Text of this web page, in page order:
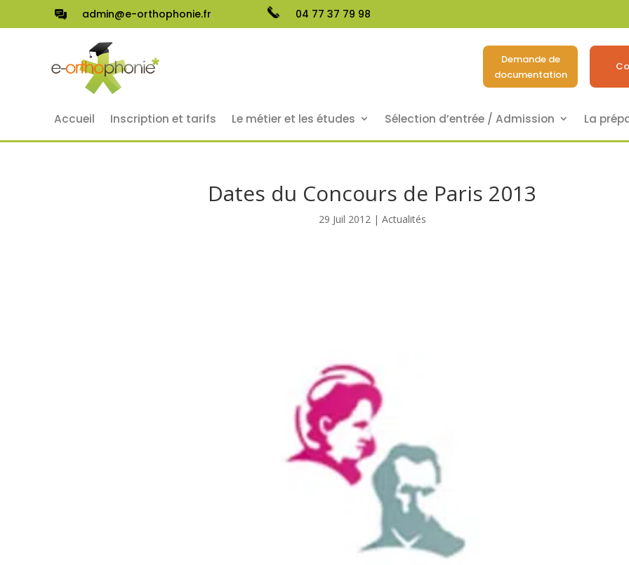
admin@e-orthophonie.fr 04 77 37 79 98
Demande de
documentation
Accueil Inscription et tarifs Le métier et les études Sélection d’entrée / Admission La
Dates du Concours de Paris 2013
29 Juil 2012| Actualités